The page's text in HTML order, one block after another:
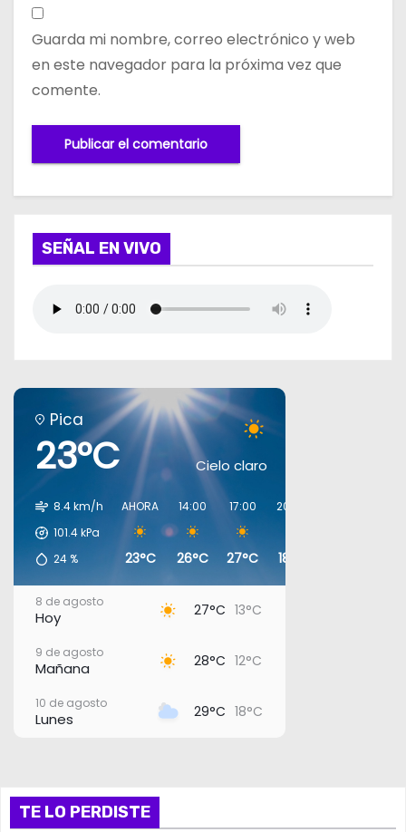
Guarda mi nombre, correo electrónico y web
en este navegador para la próxima vez que
comente.
SEÑAL EN VIVO
Pica
23°C Cielo claro
8.4 km/h
101.4kPa
24 %
AHORA
23°C
14:00
26°C
17:00
27°C
20:00
18°C
8 de agosto
Hoy 27°C 13°C
9 de agosto
Mañana 28°C 12°C
10 de agosto
Lunes 29°C 18°C
12 de agosto
Miércoles
TE LO PERDISTE